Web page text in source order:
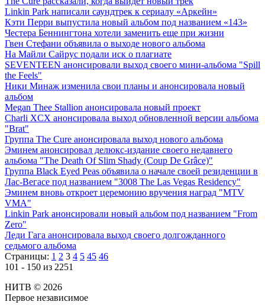
Linkin Park написали саундтрек к сериалу «Аркейн»
Кэти Перри выпустила новый альбом под названием «143»
Честера Беннингтона хотели заменить еще при жизни
Гвен Стефани объявила о выходе нового альбома
На Майли Сайрус подали иск о плагиате
SEVENTEEN анонсировали выход своего мини-альбома "Spill
the Feels"
Ники Минаж изменила свои планы и анонсировала новый
альбом
Megan Thee Stallion анонсировала новый проект
Charli XCX анонсировала выход обновленной версии альбома
"Brat"
Группа The Cure анонсировала выход нового альбома
Эминем анонсировал делюкс-издание своего недавнего
альбома "The Death Of Slim Shady (Coup De Grâce)"
Группа Black Eyed Peas объявила о начале своей резиденции в
Лас-Вегасе под названием "3008 The Las Vegas Residency"
Эминем вновь откроет церемонию вручения наград "MTV
VMA"
Linkin Park анонсировали новый альбом под названием "From
Zero"
Леди Гага анонсировала выход своего долгожданного
седьмого альбома
Страницы: 1 2 3 4 5 45 46
101 - 150 из 2251
НИТВ © 2026
Первое независимое